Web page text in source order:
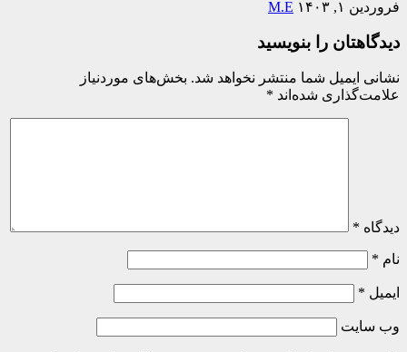
فروردین ۱, ۱۴۰۳ M.E
دیدگاهتان را بنویسید
نشانی ایمیل شما منتشر نخواهد شد. بخش‌های موردنیاز
علامت‌گذاری شده‌اند *
دیدگاه *
نام *
ایمیل *
وب‌ سایت